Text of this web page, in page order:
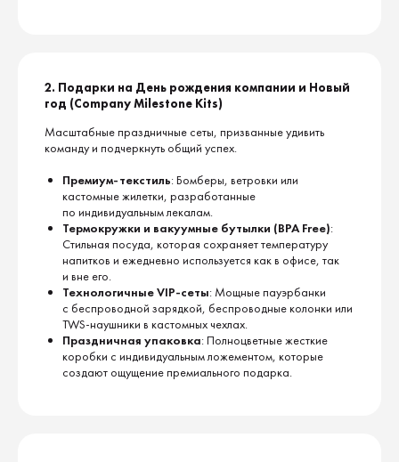
2. Подарки на День рождения компании и Новый
год (Company Milestone Kits)
Масштабные праздничные сеты, призванные удивить
команду и подчеркнуть общий успех.
Премиум-текстиль: Бомберы, ветровки или
кастомные жилетки, разработанные
по индивидуальным лекалам.
Термокружки и вакуумные бутылки (BPA Free):
Стильная посуда, которая сохраняет температуру
напитков и ежедневно используется как в офисе, так
и вне его.
Технологичные VIP-сеты: Мощные пауэрбанки
с беспроводной зарядкой, беспроводные колонки или
TWS-наушники в кастомных чехлах.
Праздничная упаковка: Полноцветные жесткие
коробки с индивидуальным ложементом, которые
создают ощущение премиального подарка.